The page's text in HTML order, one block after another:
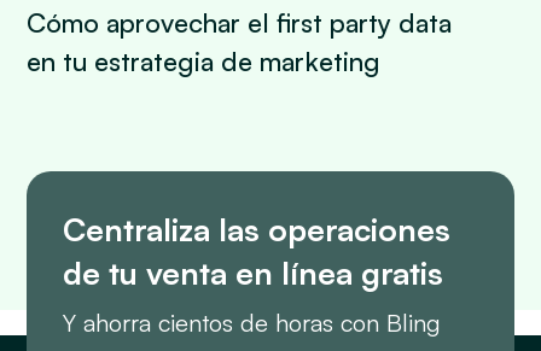
Cómo aprovechar el first party data
en tu estrategia de marketing
Centraliza las operaciones
de tu venta en línea gratis
Y ahorra cientos de horas con Bling